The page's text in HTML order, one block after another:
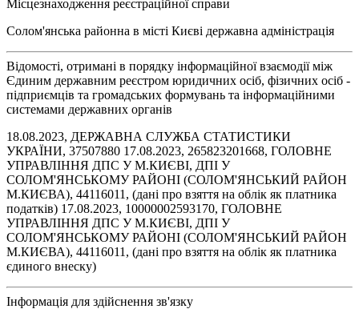
Місцезнаходження реєстраційної справи
Солом'янська районна в місті Києві державна адміністрація
Відомості, отримані в порядку інформаційної взаємодії між
Єдиним державним реєстром юридичних осіб, фізичних осіб -
підприємців та громадських формувань та інформаційними
системами державних органів
18.08.2023, ДЕРЖАВНА СЛУЖБА СТАТИСТИКИ
УКРАЇНИ, 37507880 17.08.2023, 265823201668, ГОЛОВНЕ
УПРАВЛІННЯ ДПС У М.КИЄВІ, ДПІ У
СОЛОМ'ЯНСЬКОМУ РАЙОНІ (СОЛОМ'ЯНСЬКИЙ РАЙОН
М.КИЄВА), 44116011, (дані про взяття на облік як платника
податків) 17.08.2023, 10000002593170, ГОЛОВНЕ
УПРАВЛІННЯ ДПС У М.КИЄВІ, ДПІ У
СОЛОМ'ЯНСЬКОМУ РАЙОНІ (СОЛОМ'ЯНСЬКИЙ РАЙОН
М.КИЄВА), 44116011, (дані про взяття на облік як платника
єдиного внеску)
Інформація для здійснення зв'язку